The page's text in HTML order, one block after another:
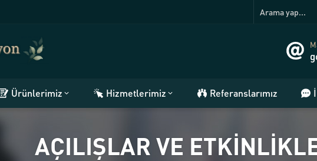
Ürünlerimiz Hizmetlerimiz Referanslarımız
AÇILIŞLAR VE